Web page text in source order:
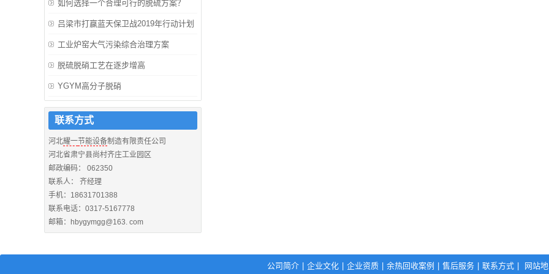
如何选择一个合理可行的脱硫方案？
吕梁市打赢蓝天保卫战2019年行动计划
工业炉窑大气污染综合治理方案
脱硫脱硝工艺在逐步增高
YGYM高分子脱硝
联系方式
河北耀一节能设备制造有限责任公司
河北省肃宁县尚村齐庄工业园区
邮政编码： 062350
联系人： 齐经理
手机：18631701388
联系电话：0317-5167778
邮箱：hbygymgg@163. com
公司简介 企业文化 企业资质 余热回收案例 售后服务 联系方式 网站